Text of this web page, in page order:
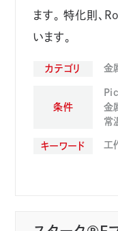
ます。 特化則
います。
カテゴリ 金
条件
金
常
キーワード 工